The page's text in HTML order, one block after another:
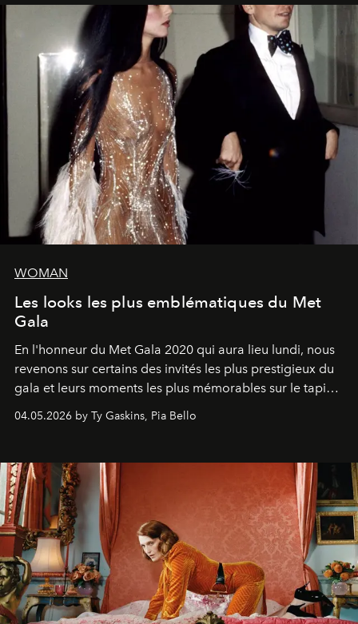
WOMAN
Les looks les plus emblématiques du Met
Gala
En l'honneur du Met Gala 2020 qui aura lieu lundi, nous
revenons sur certains des invités les plus prestigieux du
gala et leurs moments les plus mémorables sur le tapis
04.05.2026 by Ty Gaskins, Pia Bello